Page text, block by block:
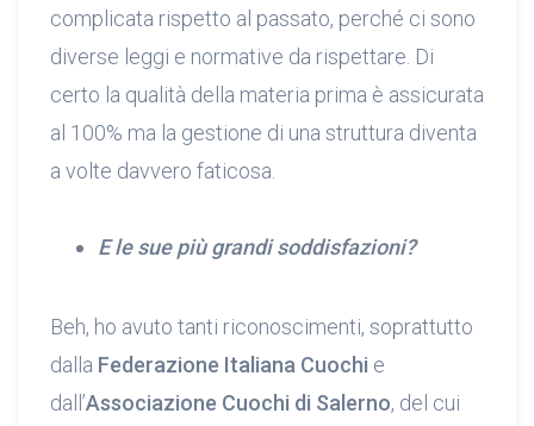
complicata rispetto al passato, perché ci sono
diverse leggi e normative da rispettare. Di
certo la qualità della materia prima è assicurata
al 100% ma la gestione di una struttura diventa
a volte davvero faticosa.
E le sue più grandi soddisfazioni?
Beh, ho avuto tanti riconoscimenti, soprattutto
dalla Federazione Italiana Cuochi e
dall’Associazione Cuochi di Salerno, del cui